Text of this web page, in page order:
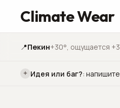
Climate Wear
📍Пекин+30°, ощущается
Идея или баг?: